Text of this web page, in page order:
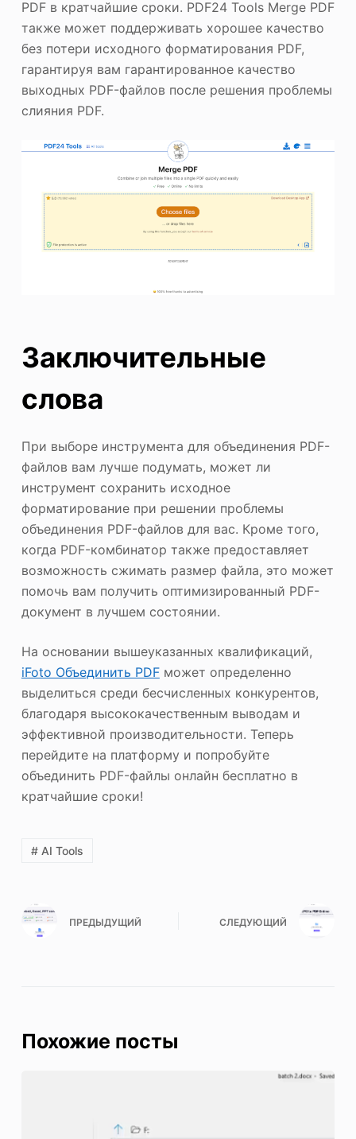
PDF в кратчайшие сроки. PDF24 Tools Merge PDF
также может поддерживать хорошее качество
без потери исходного форматирования PDF,
гарантируя вам гарантированное качество
выходных PDF-файлов после решения проблемы
слияния PDF.
Заключительные
слова
При выборе инструмента для объединения PDF-
файлов вам лучше подумать, может ли
инструмент сохранить исходное
форматирование при решении проблемы
объединения PDF-файлов для вас. Кроме того,
когда PDF-комбинатор также предоставляет
возможность сжимать размер файла, это может
помочь вам получить оптимизированный PDF-
документ в лучшем состоянии.
На основании вышеуказанных квалификаций,
iFoto Объединить PDFможет определенно
выделиться среди бесчисленных конкурентов,
благодаря высококачественным выводам и
эффективной производительности. Теперь
перейдите на платформу и попробуйте
объединить PDF-файлы онлайн бесплатно в
кратчайшие сроки!
# AI Tools
ПРЕДЫДУЩИЙ СЛЕДУЮЩИЙ
Похожие посты